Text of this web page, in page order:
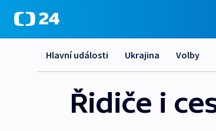
Hlavní události Ukrajina Volby
Řidiče i